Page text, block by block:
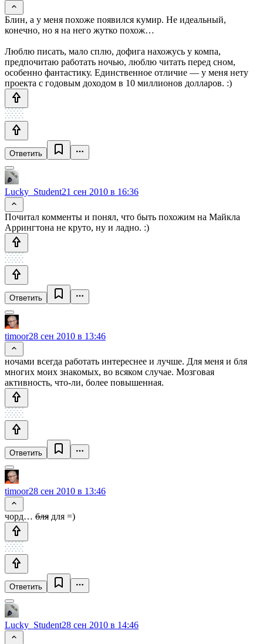
Блин, а у меня похоже появился кумир. Не идеальный,
конечно, но я на него жутко похож…
Люблю писать, мало сплю, дофига нахожусь у компа,
предпочитаю работать ночью, люблю читать перед сном,
особенно фантастику. Единственное отличие — у меня нету
проекта с годовым доходом в 10 миллионов долларов. :)
Ответить
Lucky_Student21 сен 2010 в 16:36
Почитал комменты и понял, что быть похожим на Майкла
Аррингтона не круто, ну и ладно. :)
Ответить
timoor28 сен 2010 в 13:46
ночами всегда работать интереснее и лучше. Для меня и бля
многих моих знакомых, во всяком случае. Мозговая
активность, что-ли, более повышенная.
Ответить
timoor28 сен 2010 в 13:46
чорд… бля для =)
Ответить
Lucky_Student28 сен 2010 в 14:46